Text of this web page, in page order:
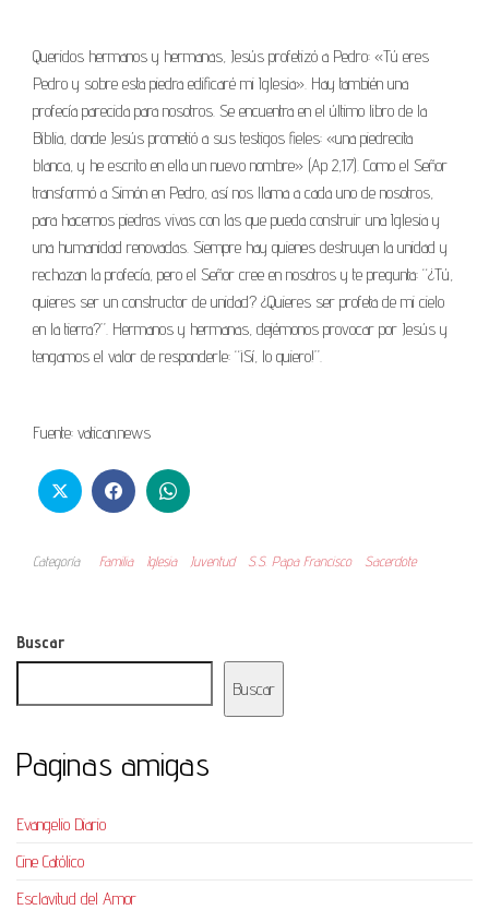
Queridos hermanos y hermanas, Jesús profetizó a Pedro: «Tú eres
Pedro y sobre esta piedra edificaré mi Iglesia». Hay también una
profecía parecida para nosotros. Se encuentra en el último libro de la
Biblia, donde Jesús prometió a sus testigos fieles: «una piedrecita
blanca, y he escrito en ella un nuevo nombre» (Ap 2,17). Como el Señor
transformó a Simón en Pedro, así nos llama a cada uno de nosotros,
para hacernos piedras vivas con las que pueda construir una Iglesia y
una humanidad renovadas. Siempre hay quienes destruyen la unidad y
rechazan la profecía, pero el Señor cree en nosotros y te pregunta: “¿Tú,
quieres ser un constructor de unidad? ¿Quieres ser profeta de mi cielo
en la tierra?”. Hermanos y hermanas, dejémonos provocar por Jesús y
tengamos el valor de responderle: “¡Sí, lo quiero!”.
Fuente: vatican.news
Categoría Familia Iglesia Juventud S.S. Papa Francisco Sacerdote
Buscar
Buscar
Paginas amigas
Evangelio Diario
Cine Católico
Esclavitud del Amor